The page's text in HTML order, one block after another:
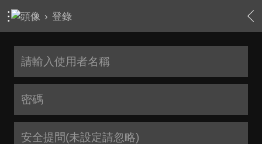
› 登錄
安全提問(未設定請忽略)